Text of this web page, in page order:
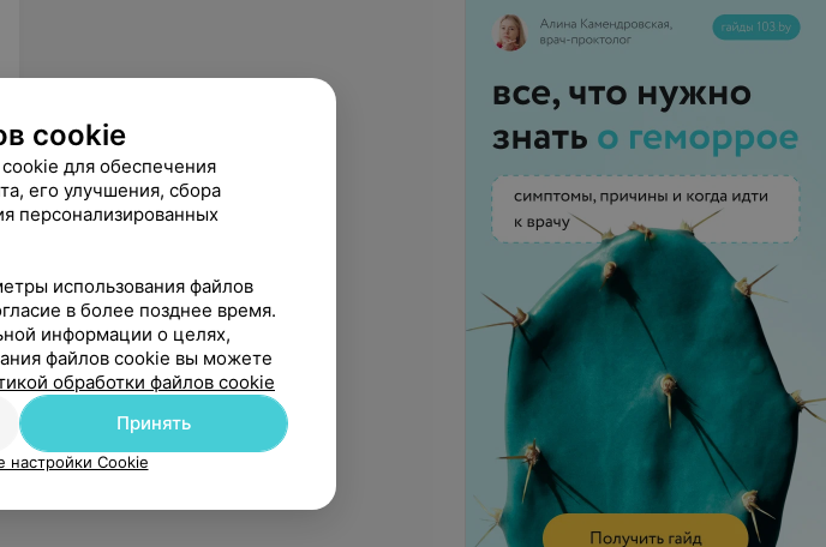
cookie
для обеспечения
его улучшения, сбора
персонализированных
использования файлов
в более позднее время.
информации о целях,
файлов cookie вы можете
обработки файлов cookie
Принять
настройки Cookie